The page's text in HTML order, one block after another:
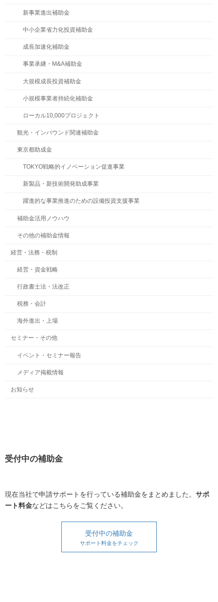
新事業進出補助金
中小企業省力化投資補助金
成長加速化補助金
事業承継・M&A補助金
大規模成長投資補助金
小規模事業者持続化補助金
ローカル10,000プロジェクト
観光・インバウンド関連補助金
東京都助成金
TOKYO戦略的イノベーション促進事業
新製品・新技術開発助成事業
躍進的な事業推進のための設備投資支援事業
補助金活用ノウハウ
その他の補助金情報
経営・法務・税制
経営・資金戦略
行政書士法・法改正
税務・会計
海外進出・上場
セミナー・その他
イベント・セミナー報告
メディア掲載情報
お知らせ
受付中の補助金
現在当社で申請サポートを行っている補助金をまとめました。 サポ
ート料金などはこちらをご覧ください。
受付中の補助金
サポート料金をチェック